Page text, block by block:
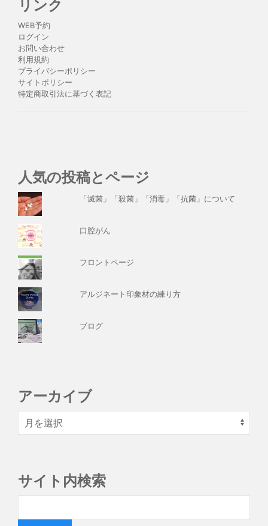
リンク
WEB予約
ログイン
お問い合わせ
利用規約
プライバシーポリシー
サイトポリシー
特定商取引法に基づく表記
人気の投稿とページ
「滅菌」「殺菌」「消毒」「抗菌」について
口腔がん
フロントページ
アルジネート印象材の練り方
ブログ
アーカイブ
サイト内検索